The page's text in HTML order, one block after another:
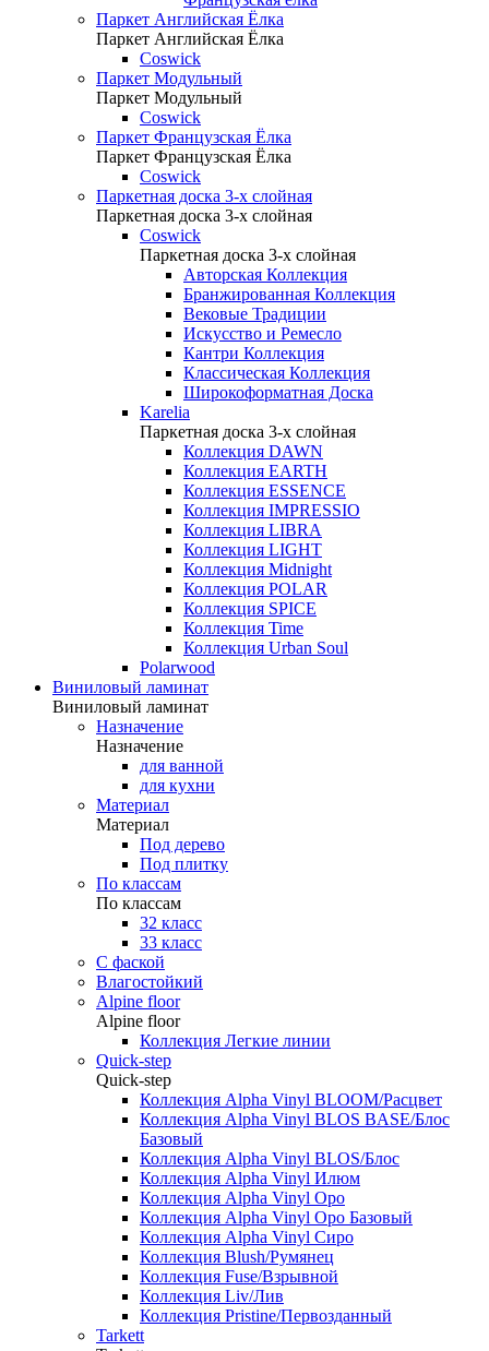
Паркет Английская Ёлка
Паркет Английская Ёлка
Coswick
Паркет Модульный
Паркет Модульный
Coswick
Паркет Французская Ёлка
Паркет Французская Ёлка
Coswick
Паркетная доска 3-х слойная
Паркетная доска 3-х слойная
Coswick
Паркетная доска 3-х слойная
Авторская Коллекция
Бранжированная Коллекция
Вековые Традиции
Искусство и Ремесло
Кантри Коллекция
Классическая Коллекция
Широкоформатная Доска
Karelia
Паркетная доска 3-х слойная
Коллекция DAWN
Коллекция EARTH
Коллекция ESSENCE
Коллекция IMPRESSIO
Коллекция LIBRA
Коллекция LIGHT
Коллекция Midnight
Коллекция POLAR
Коллекция SPICE
Коллекция Time
Коллекция Urban Soul
Polarwood
Виниловый ламинат
Виниловый ламинат
Назначение
Назначение
для ванной
для кухни
Материал
Материал
Под дерево
Под плитку
По классам
По классам
32 класс
33 класс
С фаской
Влагостойкий
Alpine floor
Alpine floor
Коллекция Легкие линии
Quick-step
Quick-step
Коллекция Alpha Vinyl BLOOM/Расцвет
Коллекция Alpha Vinyl BLOS BASE/Блос
Базовый
Коллекция Alpha Vinyl BLOS/Блос
Коллекция Alpha Vinyl Илюм
Коллекция Alpha Vinyl Оро
Коллекция Alpha Vinyl Оро Базовый
Коллекция Alpha Vinyl Сиро
Коллекция Blush/Румянец
Коллекция Fuse/Взрывной
Коллекция Liv/Лив
Коллекция Pristine/Первозданный
Tarkett